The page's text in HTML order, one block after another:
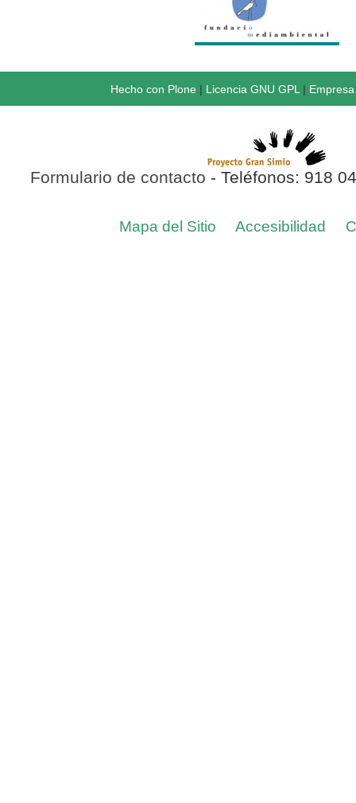
Hecho con Plone| Licencia GNU GPL |
Formulario de contacto - Teléfonos: 918
Mapa del Sitio Accesibilidad